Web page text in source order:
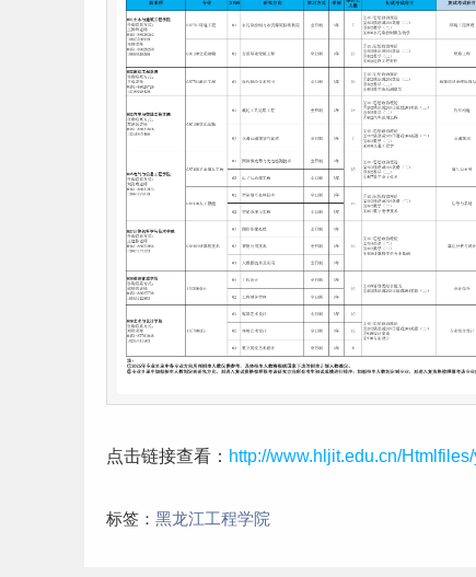
点击链接查看： http://www.hljit.edu.cn/
标签： 黑龙江工程学院